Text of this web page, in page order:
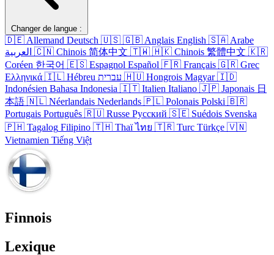
Changer de langue :
🇩🇪 Allemand Deutsch 🇺🇸 🇬🇧 Anglais English 🇸🇦 Arabe
العربية 🇨🇳 Chinois 简体中文 🇹🇼 🇭🇰 Chinois 繁體中文 🇰🇷
Coréen 한국어 🇪🇸 Espagnol Español 🇫🇷 Français 🇬🇷 Grec
Ελληνικά 🇮🇱 Hébreu עברית 🇭🇺 Hongrois Magyar 🇮🇩
Indonésien Bahasa Indonesia 🇮🇹 Italien Italiano 🇯🇵 Japonais 日
本語 🇳🇱 Néerlandais Nederlands 🇵🇱 Polonais Polski 🇧🇷
Portugais Português 🇷🇺 Russe Русский 🇸🇪 Suédois Svenska
🇵🇭 Tagalog Filipino 🇹🇭 Thaï ไทย 🇹🇷 Turc Türkçe 🇻🇳
Vietnamien Tiếng Việt
Finnois
Lexique